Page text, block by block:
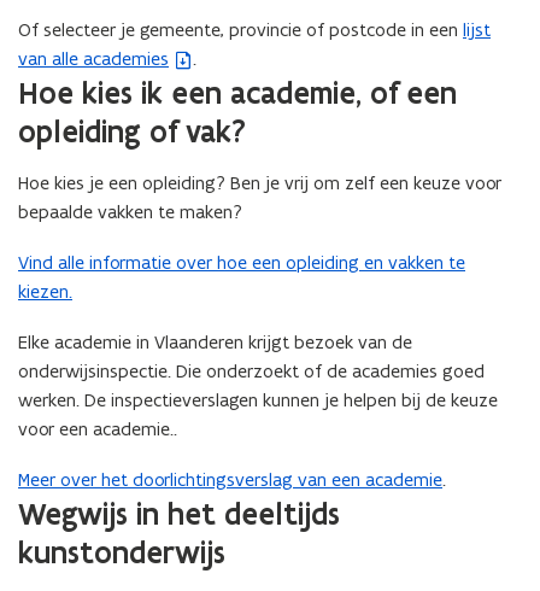
i
n
n
i
u
w
e
n
t
e
r
i
n
e
u
v
e
n
s
t
e
)
e
n
t
n
n
u
w
e
n
s
t
r
)
p
e
n
t
n
n
e
u
v
e
n
s
r
)
Of selecteer je gemeente, provincie of postcode in een lijst
van alle academies
(
a
o
t
i
.
Hoe kies ik een academie, of een
opleiding of vak?
Hoe kies je een opleiding? Ben je vrij om zelf een keuze voor
bepaalde vakken te maken?
Vind alle informatie over hoe een opleiding en vakken te
kiezen.
Elke academie in Vlaanderen krijgt bezoek van de
onderwijsinspectie. Die onderzoekt of de academies goed
werken. De inspectieverslagen kunnen je helpen bij de keuze
voor een academie..
Meer over het doorlichtingsverslag van een academie.
Wegwijs in het deeltijds
kunstonderwijs